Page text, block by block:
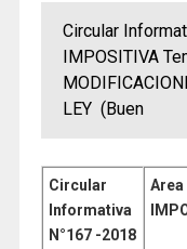
Circular
IMPOSITIVA
LEY (Buen
Circular
Informativa
N°167 -2018
Area